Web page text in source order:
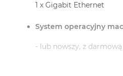
1 x Gigabit Ethernet
System operacyjny
- lub nowszy, z